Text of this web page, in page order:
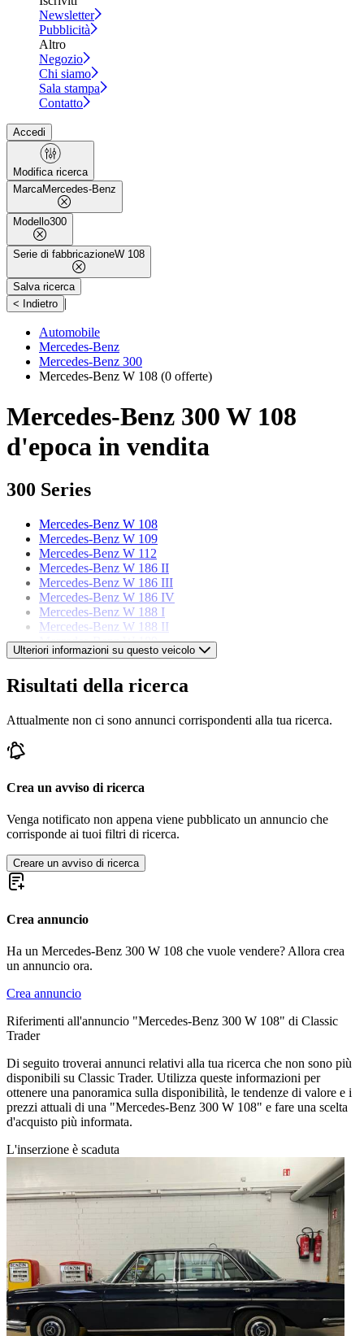
Newsletter
Pubblicità
Altro
Negozio
Chi siamo
Sala stampa
Contatto
Accedi
Modifica ricerca
MarcaMercedes-Benz
Modello300
Serie di fabbricazioneW 108
Salva ricerca
< Indietro |
Automobile
Mercedes-Benz
Mercedes-Benz 300
Mercedes-Benz W 108 (0 offerte)
Mercedes-Benz 300 W 108
d'epoca in vendita
300 Series
Mercedes-Benz W 108
Mercedes-Benz W 109
Mercedes-Benz W 112
Mercedes-Benz W 186 II
Mercedes-Benz W 186 III
Mercedes-Benz W 186 IV
Mercedes-Benz W 188 I
Mercedes-Benz W 188 II
Mercedes-Benz W 189
Modelli di Mercedes-Benz
Mercedes-Benz 170
Mercedes-Benz 280
Mercedes-Benz Classe G
Mercedes-Benz Classe S
Mercedes-Benz Classe SL
Mercedes-Benz Ponton
Mercedes-Benz SLK
Ulteriori informazioni su questo veicolo
Risultati della ricerca
Attualmente non ci sono annunci corrispondenti alla tua ricerca.
Crea un avviso di ricerca
Venga notificato non appena viene pubblicato un annuncio che
corrisponde ai tuoi filtri di ricerca.
Creare un avviso di ricerca
Crea annuncio
Ha un Mercedes-Benz 300 W 108 che vuole vendere? Allora crea
un annuncio ora.
Crea annuncio
Riferimenti all'annuncio "Mercedes-Benz 300 W 108" di Classic
Trader
Di seguito troverai annunci relativi alla tua ricerca che non sono più
disponibili su Classic Trader. Utilizza queste informazioni per
ottenere una panoramica sulla disponibilità, le tendenze di valore e i
prezzi attuali di una "Mercedes-Benz 300 W 108" e fare una scelta
d'acquisto più informata.
L'inserzione è scaduta